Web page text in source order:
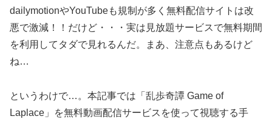
dailymotionやYouTubeも規制が多く無料配信サイトは改
悪で激減！！だけど・・・実は見放題サービスで無料期間
を利用してタダで見れるんだ。まあ、注意点もあるけど
ね…
というわけで…。本記事では「乱歩奇譚 Game of
Laplace」を無料動画配信サービスを使って視聴する手